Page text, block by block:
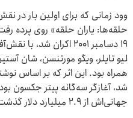
وود زمانی که برای اولین بار در
۱۹ دسامبر ۲۰۰۱ اکران
لیو تایلر، ویگو مورتنسن، شان
همراه بود. این اثر که بر اساس
شد، آغازگر سه‌گانه پیتر جکسون
جهانی‌اش از ۲.۹ میلیارد دلار گذشت و ۱۷ جایزه اسکار را از آن خود کرد.